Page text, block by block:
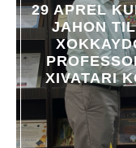
29 APREL
JAHON
XIVATARI